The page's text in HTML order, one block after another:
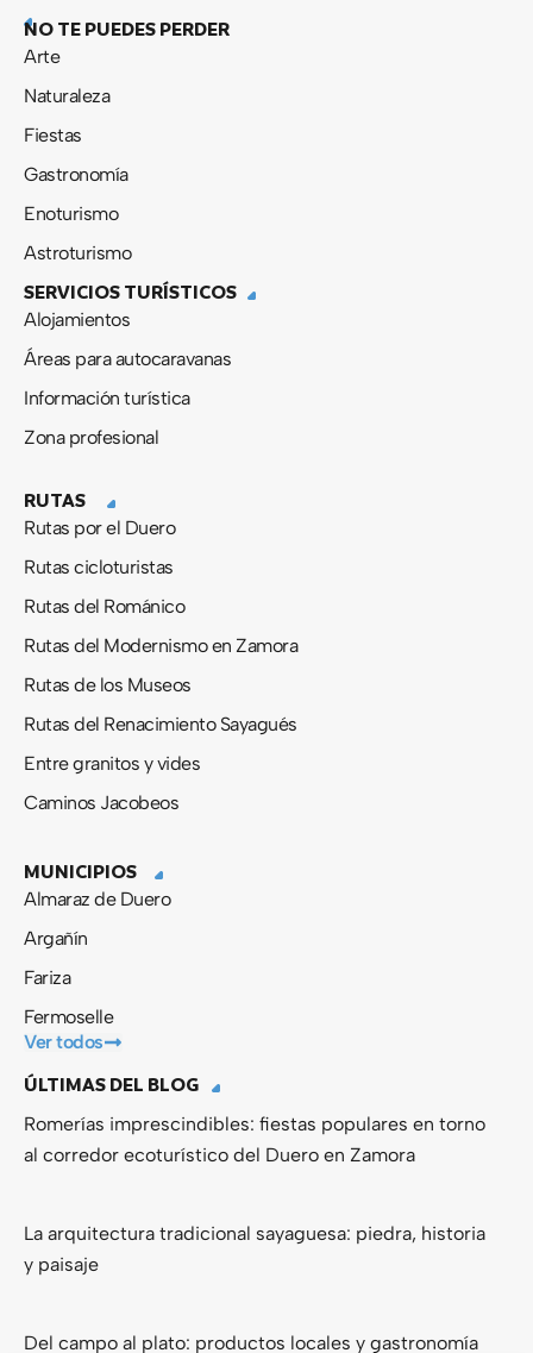
NO TE PUEDES PERDER
Arte
Naturaleza
Fiestas
Gastronomía
Enoturismo
Astroturismo
SERVICIOS TURÍSTICOS
Alojamientos
Áreas para autocaravanas
Información turística
Zona profesional
RUTAS
Rutas por el Duero
Rutas cicloturistas
Rutas del Románico
Rutas del Modernismo en Zamora
Rutas de los Museos
Rutas del Renacimiento Sayagués
Entre granitos y vides
Caminos Jacobeos
MUNICIPIOS
Almaraz de Duero
Argañín
Fariza
Fermoselle
Ver todos
ÚLTIMAS DEL BLOG
Romerías imprescindibles: fiestas populares en torno
al corredor ecoturístico del Duero en Zamora
La arquitectura tradicional sayaguesa: piedra, historia
y paisaje
Del campo al plato: productos locales y gastronomía